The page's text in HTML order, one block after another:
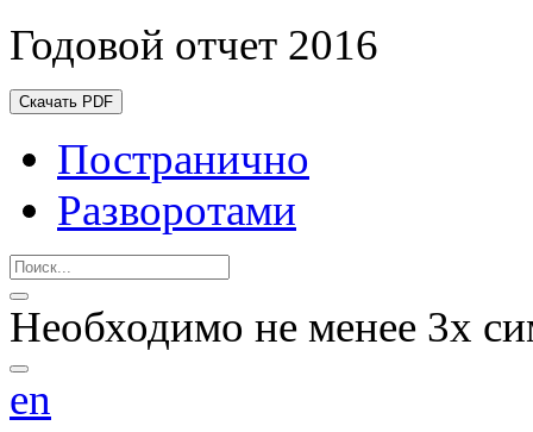
Годовой отчет 2016
Скачать PDF
Постранично
Разворотами
Необходимо не менее 3х
en